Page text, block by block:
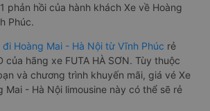
phản hồi của hành khách Xe về Hoàng
Phúc.
đi Hoàng Mai - Hà Nội từ Vĩnh Phúc rẻ
của hãng xe FUTA HÀ SƠN. Tùy thuộc
và chương trình khuyến mãi, giá vé Xe
Mai - Hà Nội limousine này có thể sẽ rẻ